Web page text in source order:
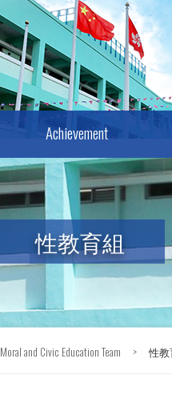
Achievement
性教育組
Moral and Civic Education Team > 性教